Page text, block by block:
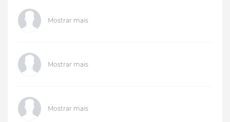
Mostrar mais
Mostrar mais
Mostrar mais